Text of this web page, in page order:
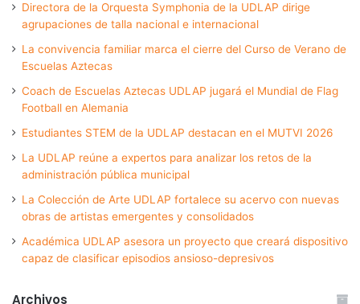
Directora de la Orquesta Symphonia de la UDLAP dirige
agrupaciones de talla nacional e internacional
La convivencia familiar marca el cierre del Curso de Verano de
Escuelas Aztecas
Coach de Escuelas Aztecas UDLAP jugará el Mundial de Flag
Football en Alemania
Estudiantes STEM de la UDLAP destacan en el MUTVI 2026
La UDLAP reúne a expertos para analizar los retos de la
administración pública municipal
La Colección de Arte UDLAP fortalece su acervo con nuevas
obras de artistas emergentes y consolidados
Académica UDLAP asesora un proyecto que creará dispositivo
capaz de clasificar episodios ansioso-depresivos
Archivos